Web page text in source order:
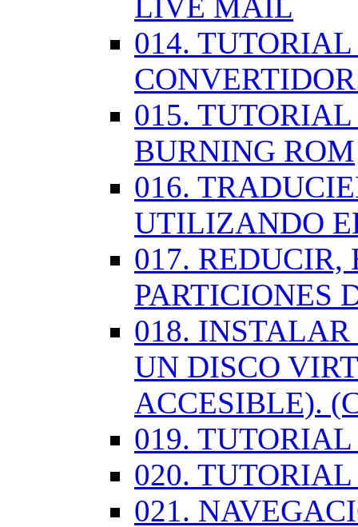
014.
015.
BURNING ROM
016.
UTILIZANDO
017. REDUCIR,
PARTICIONES
018.
UN DISCO
ACCESIBLE).
019.
020.
021.